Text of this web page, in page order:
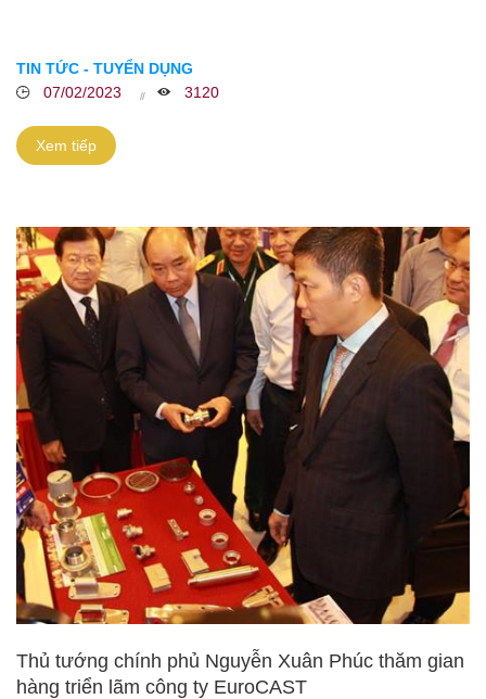
TIN TỨC - TUYỂN DỤNG
07/02/2023
3120
Xem tiếp
Thủ tướng chính phủ Nguyễn Xuân Phúc thăm gian
hàng triển lãm công ty EuroCAST